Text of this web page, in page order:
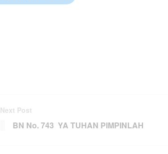
Next Post
BN No. 743 YA TUHAN PIMPINLAH